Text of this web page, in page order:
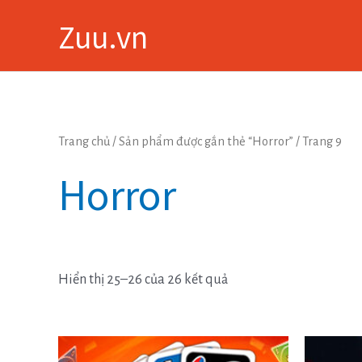
Zuu.vn
Trang chủ /Sản phẩm được gắn thẻ “Horror” / Trang 9
Horror
Hiển thị 25–26 của 26 kết quả